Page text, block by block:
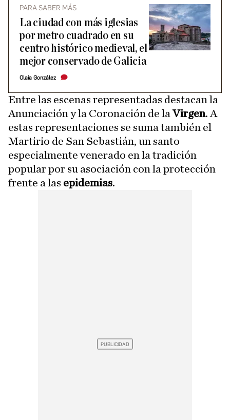
PARA SABER MÁS
La ciudad con más iglesias
por metro cuadrado en su
centro histórico medieval, el
mejor conservado de Galicia
Olaia González
Entre las escenas representadas destacan la
Anunciación y la Coronación de laVirgen. A
estas representaciones se suma también el
Martirio de San Sebastián, un santo
especialmente venerado en la tradición
popular por su asociación con la protección
frente a las epidemias.